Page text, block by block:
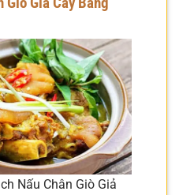
Nấu Chân Giò Giả